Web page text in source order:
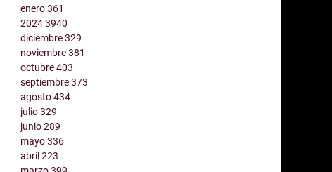
enero361
20243940
diciembre329
noviembre381
octubre403
septiembre373
agosto434
julio329
junio289
mayo336
abril223